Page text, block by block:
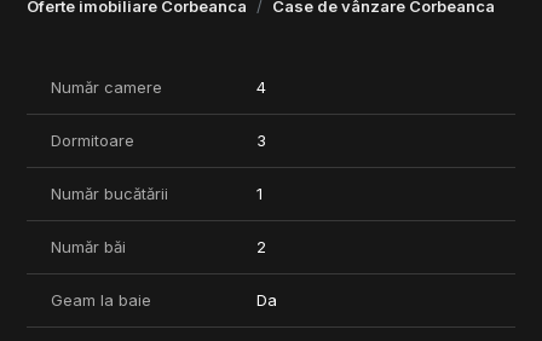
Oferte imobiliare Corbeanca Case de vânzare Corbeanca
Pod depozitare
Numar locuri de parcare: 2 | Tip parcare: in curte
Casa se vinde nemobilata, la alb, fara finisaje. Pozele sunt din
Showroom.
Număr camere 4
Dormitoare 3
Număr bucătării 1
Număr băi 2
Geam la baie Da